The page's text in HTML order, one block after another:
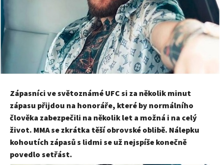
Zápasníci ve světoznámé UFC si za několik minut
zápasu přijdou na honoráře, které by normálního
člověka zabezpečili na několik let a možná i na celý
život. MMA se zkrátka těší obrovské oblibě. Nálepku
kohoutích zápasů s lidmi se už nejspíše konečně
povedlo setřást.